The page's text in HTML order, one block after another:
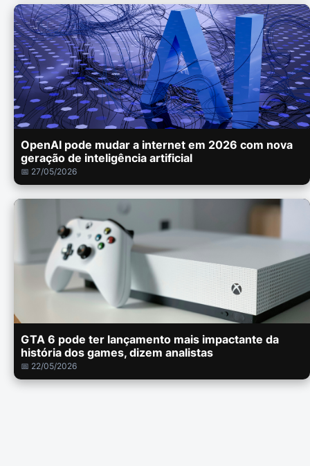
OpenAI pode mudar a internet em 2026 com nova
geração de inteligência artificial
📅 27/05/2026
GTA 6 pode ter lançamento mais impactante da
história dos games, dizem analistas
📅 22/05/2026